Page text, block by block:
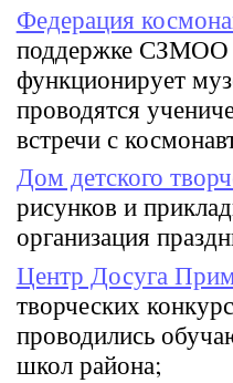
Федерация
поддержке СЗМОО
функционирует
проводятся
встречи с
Дом детского
рисунков и
организация
Центр Досуга
творческих
проводились
школ района;